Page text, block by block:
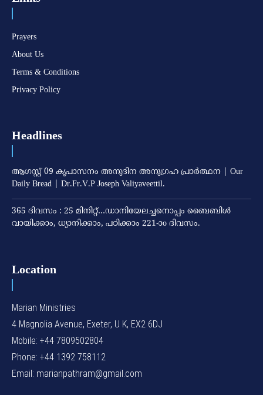
Prayers
About Us
Terms & Conditions
Privacy Policy
Headlines
ആഗസ്റ്റ് 09 കൃപാസനം അനുദിന അനുഗ്രഹ പ്രാർത്ഥന | Our
Daily Bread | Dr.Fr.V.P Joseph Valiyaveettil.
365 ദിവസം : 25 മിനിറ്റ്…ഡാനിയേലച്ചനൊപ്പം ബൈബിൾ
വായിക്കാം, ധ്യാനിക്കാം, പഠിക്കാം 221-ാo ദിവസം.
Location
Marian Ministries
4 Magnolia Avenue, Exeter, U K, EX2 6DJ
Mobile: +44 7809502804
Phone: +44 1392 758112
Email: marianpathram@gmail.com